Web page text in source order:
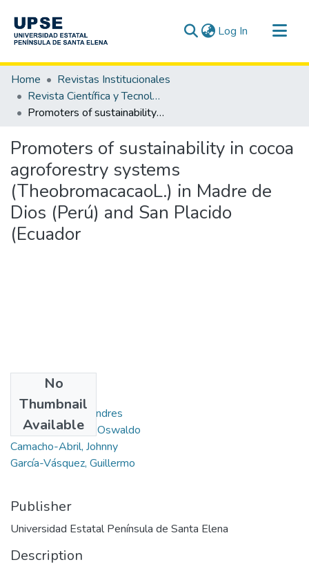
Log In (current)
Communities & Collections
All of DSpace
Statistics
Home
Revistas Institucionales
Revista Científica y Tecnológica UPSE - CTU / OAI-PMH
Promoters of sustainability in cocoa agroforestry systems (TheobromacacaoL.) in Madre de Dios (Perú) and San Placido (Ecuador
Promoters of sustainability in cocoa
agroforestry systems
(TheobromacacaoL.) in Madre de
Dios (Perú) and San Placido
(Ecuador
No
Thumbnail
Available
Authors
Drouet Candell, Andres
Valarezo-Beltrón, Oswaldo
Camacho-Abril, Johnny
García-Vásquez, Guillermo
Publisher
Universidad Estatal Península de Santa Elena
Description